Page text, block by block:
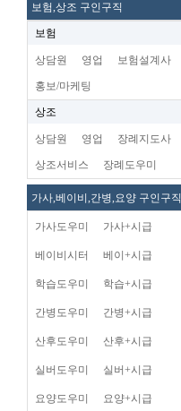
보험,상조 구인구직
보험
상담원 영업 보험설계사
홍보/마케팅
상조
상담원 영업 장례지도사
상조서비스 장례도우미
가사,베이비,간병,요양 구인구직
가사도우미 가사+시급
베이비시터 베이+시급
학습도우미 학습+시급
간병도우미 간병+시급
산후도우미 산후+시급
실버도우미 실버+시급
요양도우미 요양+시급